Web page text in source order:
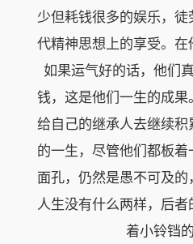
少但耗钱很多的娱乐，
代精神思想上的享受。在
如果运气好的话，他们
钱，这是他们一生的成
给自己的继承人去继续
的一生，尽管他们都板
面孔，仍然是愚不可及
人生没有什么两样，后
着小铃铛的